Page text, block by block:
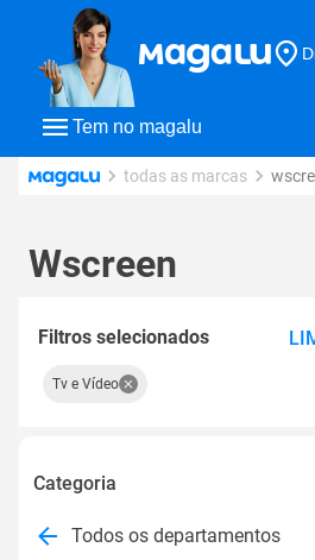
Tem no magalu
todas as marcas
Wscreen
Filtros selecionados
Tv e Vídeo
Categoria
Todos os departamentos